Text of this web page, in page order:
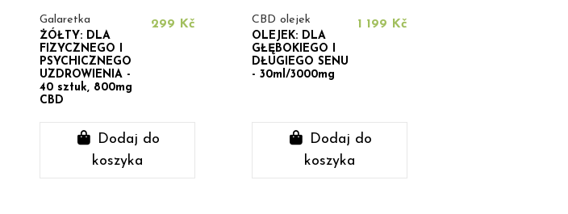
Galaretka
ŻÓŁTY: DLA
FIZYCZNEGO I
PSYCHICZNEGO
UZDROWIENIA -
40 sztuk, 800mg
CBD
299 Kč
Dodaj do
koszyka
CBD olejek
OLEJEK: DLA
GŁĘBOKIEGO I
DŁUGIEGO SENU
- 30ml/3000mg
1 199 Kč
Dodaj do
koszyka